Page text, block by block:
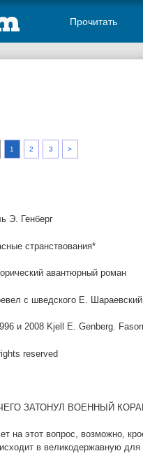
Прочитать
1 2 3 >
Э. Генберг
странствования*
авантюрный роман
с шведского Е. Шараевский
и 2008 Kjell E. Genberg.
reserved
ЗАТОНУЛ ВОЕННЫЙ
на этот вопрос, возможно,
в великодержавную